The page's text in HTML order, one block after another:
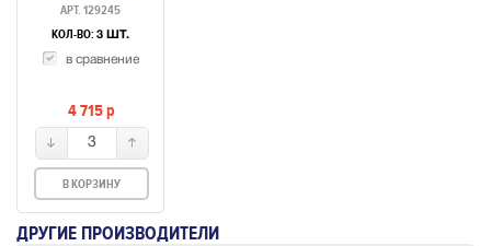
АРТ. 129245
КОЛ-ВО: 3 ШТ.
в сравнение
4 715p
3
В КОРЗИНУ
ДРУГИЕ ПРОИЗВОДИТЕЛИ